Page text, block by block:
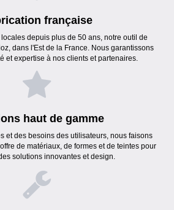
française
depuis plus de 50 ans, notre outil de
dans l'Est de la France. Nous garantissons
et expertise à nos clients et partenaires.
haut de gamme
et des besoins des utilisateurs, nous faisons
de matériaux, de formes et de teintes pour
solutions innovantes et design.